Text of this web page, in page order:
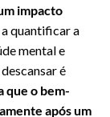
impacto
a quantificar a
mental e
é
que o bem-
após um